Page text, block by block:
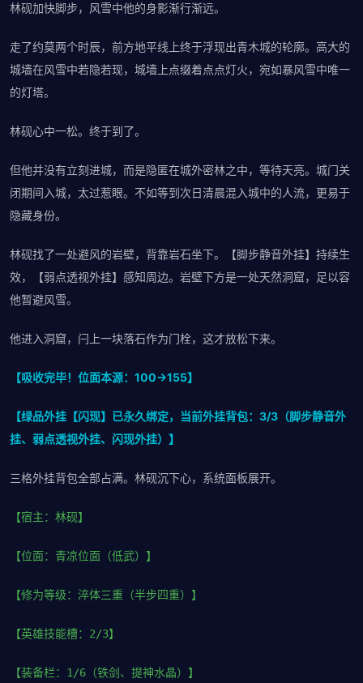
林砚加快脚步，风雪中他的身影渐行渐远。
走了约莫两个时辰，前方地平线上终于浮现出青木城的轮廓。高大的
城墙在风雪中若隐若现，城墙上点缀着点点灯火，宛如暴风雪中唯一
的灯塔。
林砚心中一松。终于到了。
但他并没有立刻进城，而是隐匿在城外密林之中，等待天亮。城门关
闭期间入城，太过惹眼。不如等到次日清晨混入城中的人流，更易于
隐藏身份。
林砚找了一处避风的岩壁，背靠岩石坐下。【脚步静音外挂】持续生
效，【弱点透视外挂】感知周边。岩壁下方是一处天然洞窟，足以容
他暂避风雪。
他进入洞窟，闩上一块落石作为门栓，这才放松下来。
【吸收完毕！位面本源：100→155】
【绿品外挂【闪现】已永久绑定，当前外挂背包：3/3（脚步静音外
挂、弱点透视外挂、闪现外挂）】
三格外挂背包全部占满。林砚沉下心，系统面板展开。
【宿主：林砚】
【位面：青凉位面（低武）】
【修为等级：淬体三重（半步四重）】
【英雄技能槽：2/3】
【装备栏：1/6（铁剑、提神水晶）】